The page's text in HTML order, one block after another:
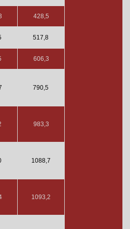
428,5
517,8
606,3
790,5
983,3
1088,7
1093,2